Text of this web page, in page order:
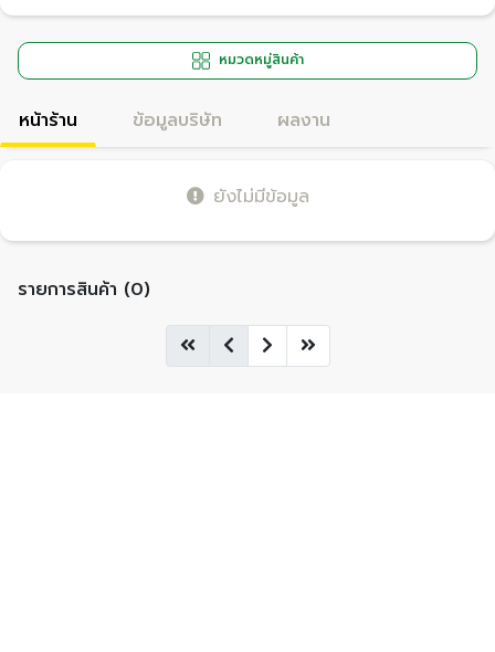
หมวดหมู่สินค้า
หน้าร้าน ข้อมูลบริษัท ผลงาน
ยังไม่มีข้อมูล
รายการสินค้า (0)